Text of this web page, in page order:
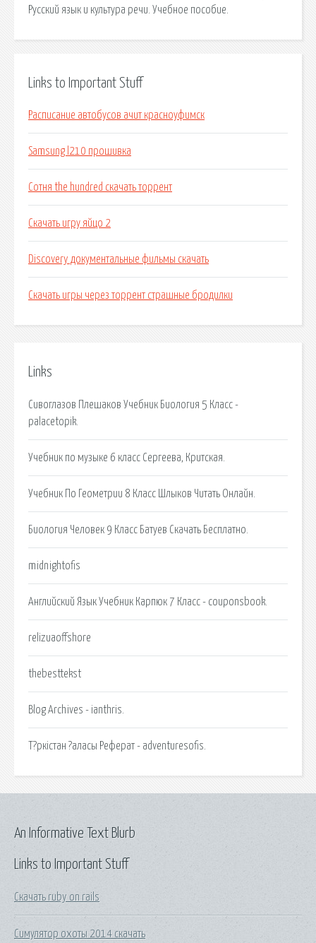
Русский язык и культура речи. Учебное пособие.
Links to Important Stuff
Расписание автобусов ачит красноуфимск
Samsung l210 прошивка
Сотня the hundred скачать торрент
Скачать игру яйцо 2
Discovery документальные фильмы скачать
Скачать игры через торрент страшные бродилки
Links
Сивоглазов Плешаков Учебник Биология 5 Класс -
palacetopik.
Учебник по музыке 6 класс Сергеева, Критская.
Учебник По Геометрии 8 Класс Шлыков Читать Онлайн.
Биология Человек 9 Класс Батуев Скачать Бесплатно.
midnightofis
Английский Язык Учебник Карпюк 7 Класс - couponsbook.
relizuaoffshore
thebesttekst
Blog Archives - ianthris.
Т?ркістан ?аласы Реферат - adventuresofis.
Links to Important Stuff
Скачать ruby on rails
Симулятор охоты 2014 скачать
An Informative Text Blurb